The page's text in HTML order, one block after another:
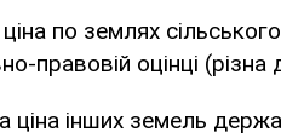
по землях
правовій оцінці
ціна інших земель